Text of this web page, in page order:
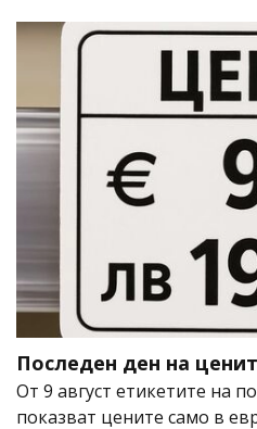
Последен ден на
От 9 август етикетите на
показват цените само в